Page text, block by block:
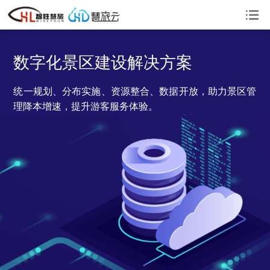
数字化景区建设解决方案
统一规划、分布实施、资源整合、数据开放，助力景区管
理降本增速，提升游客服务体验。